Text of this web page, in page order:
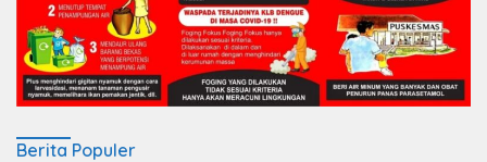
Berita Populer